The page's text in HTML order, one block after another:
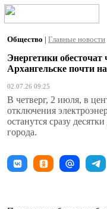
Общество | Главные новости
Энергетики
Архангельске почти
02.07.26 09:25
В четверг, 2 июля, в
отключения
останутся сразу
города.